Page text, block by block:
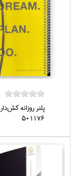
پلنر روزانه كش‌دار
501176